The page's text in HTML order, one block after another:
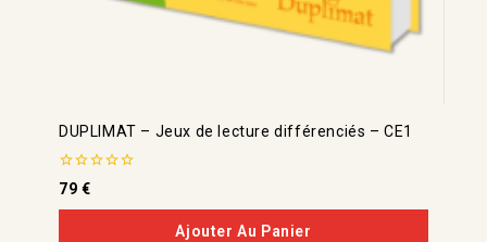
DUPLIMAT – Jeux de lecture différenciés – CE1
0
de
5
79 €
Ajouter Au Panier